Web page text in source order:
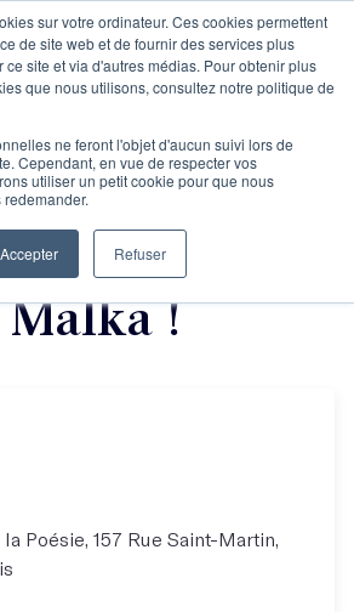
sur votre ordinateur. Ces cookies permettent
de site web et de fournir des services plus
site et via d'autres médias. Pour obtenir plus
que nous utilisons, consultez notre politique de
ne feront l'objet d'aucun suivi lors de
Cependant, en vue de respecter vos
utiliser un petit cookie pour que nous
Accepter Refuser
Vox - Venez
votre projet
avec
!
Poésie, 157 Rue Saint-Martin,